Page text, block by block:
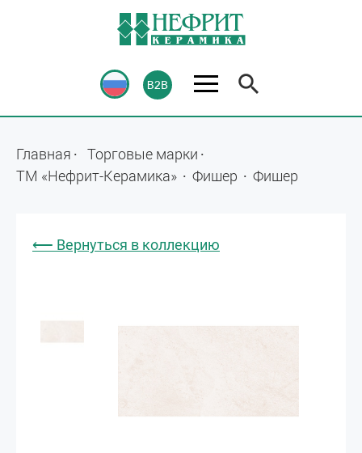
Главная
Торговые марки
ТМ «Нефрит-Керамика»
Фишер Фишер
⟵ Вернуться в коллекцию